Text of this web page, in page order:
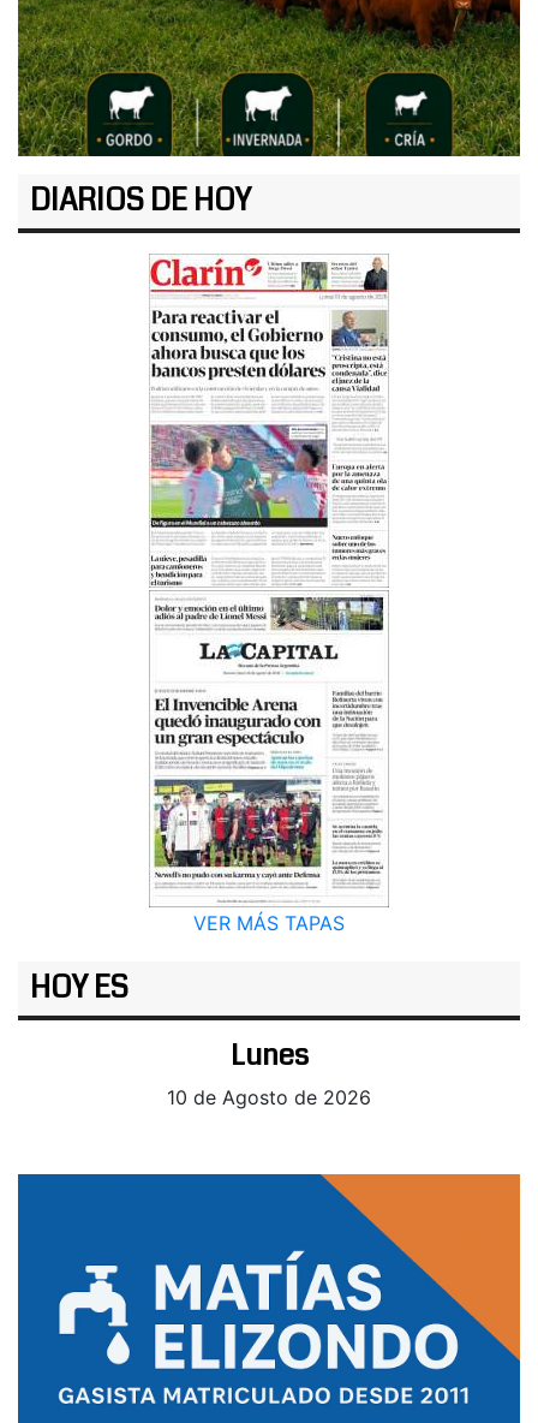
DIARIOS DE HOY
VER MÁS TAPAS
HOY ES
Lunes
10 de Agosto de 2026